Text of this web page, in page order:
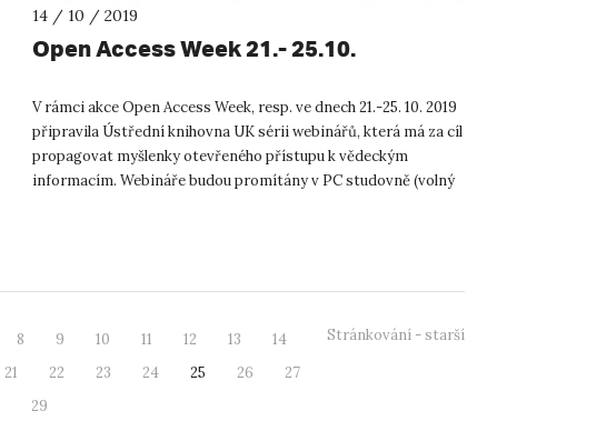
14 / 10 / 2019
Open Access Week 21.- 25.10.
V rámci akce Open Access Week, resp. ve dnech 21.-25. 10. 2019
připravila Ústřední knihovna UK sérii webinářů, která má za cíl
propagovat myšlenky otevřeného přístupu k vědeckým
informacím. Webináře budou promítány v PC studovně (volný
8 9 10 11 12 13
14
21 22 23 24 25 26
27
29
Stránkování - starší